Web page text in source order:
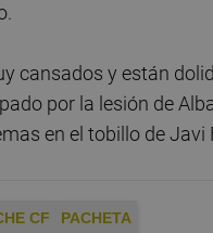
cansados y están
por la lesión de
en el tobillo de Javi
CF PACHETA